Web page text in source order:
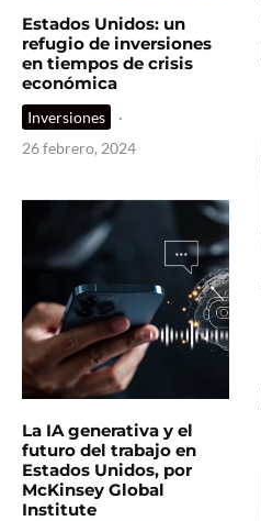
Estados Unidos: un
refugio de inversiones
en tiempos de crisis
económica
Inversiones
·
26 febrero, 2024
La IA generativa y el
futuro del trabajo en
Estados Unidos, por
McKinsey Global
Institute